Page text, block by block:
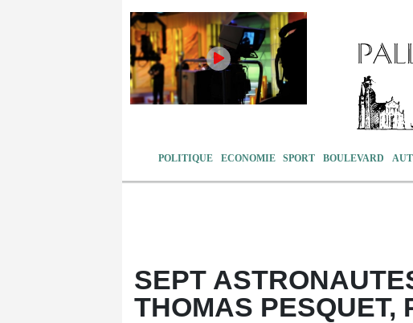
POLITIQUE ECONOMIE SPORT BOULEVARD
SEPT
THOMAS PESQUET,